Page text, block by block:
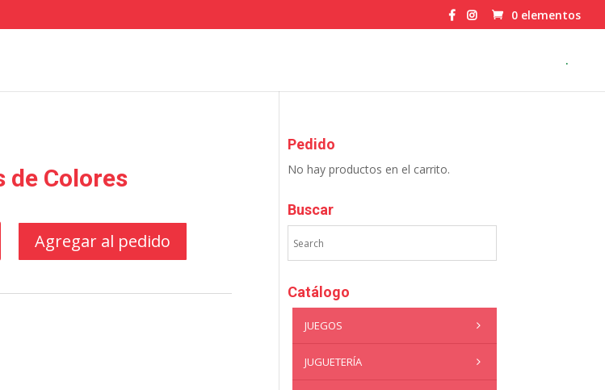
0 elementos
.
de Colores
Agregar al pedido
Pedido
No hay productos en el carrito.
Buscar
Catálogo
JUEGOS
JUGUETERÍA